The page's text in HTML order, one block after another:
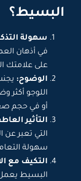
البسيط؟
سهولة
في أذهان
على علامتك
الوضوح:
اللوجو أكثر
أو في حجم
التأثير
التي تعبر عن
سهولة
التكيف مع
البسيط